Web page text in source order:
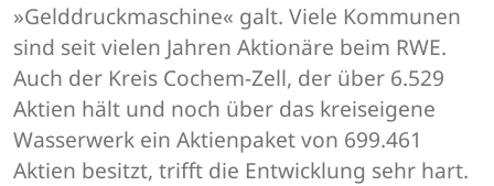
»Gelddruckmaschine« galt. Viele Kommunen
sind seit vielen Jahren Aktionäre beim RWE.
Auch der Kreis Cochem-Zell, der über 6.529
Aktien hält und noch über das kreiseigene
Wasserwerk ein Aktienpaket von 699.461
Aktien besitzt, trifft die Entwicklung sehr hart.